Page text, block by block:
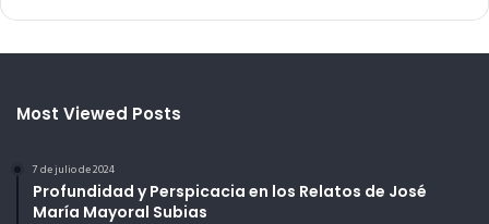
Most Viewed Posts
7 de julio de 2024
Profundidad y Perspicacia en los Relatos de José
María Mayoral Subias